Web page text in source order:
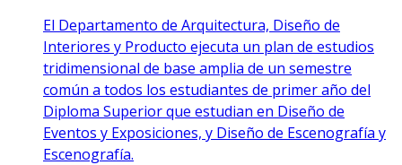
El Departamento de Arquitectura, Diseño de
Interiores y Producto ejecuta un plan de estudios
tridimensional de base amplia de un semestre
común a todos los estudiantes de primer año del
Diploma Superior que estudian en Diseño de
Eventos y Exposiciones, y Diseño de Escenografía y
Escenografía.